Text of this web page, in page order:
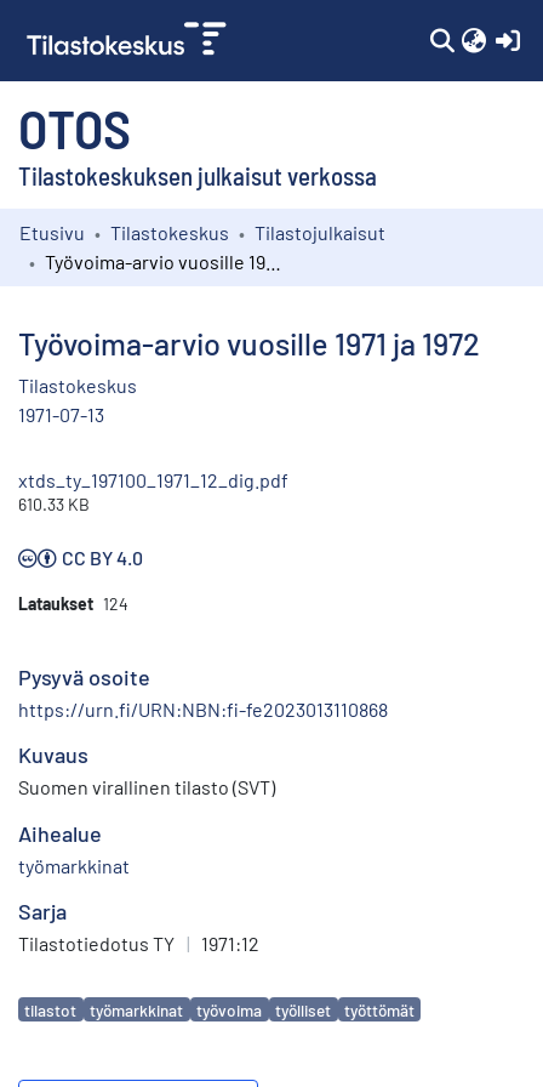
OTOS
Tilastokeskuksen julkaisut verkossa
Kokoelmat
Etusivu Tilastokeskus
Tilastojulkaisut
Työvoima-arvio vuosille 1971 ja 1972
Tilastokeskus
1971-07-13
xtds_ty_197100_1971_12_dig.pdf
610.33 KB
CC BY 4.0
Lataukset 124
Pysyvä osoite
https://urn.fi/URN:NBN:fi-fe2023013110868
Kuvaus
Suomen virallinen tilasto (SVT)
Aihealue
työmarkkinat
Sarja
Tilastotiedotus TY | 1971:12
Avainsanat
tilastot työmarkkinat työvoima työlliset työttömät